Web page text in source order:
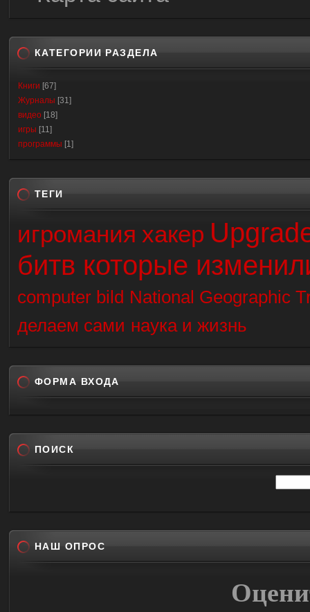
КАТЕГОРИИ РАЗДЕЛА
Книги [67]
Журналы [31]
видео [18]
игры [11]
программы [1]
ТЕГИ
игромания хакер
битв которые
computer bild National Geographic
делаем сами наука и жизнь
ФОРМА ВХОДА
ПОИСК
НАШ ОПРОС